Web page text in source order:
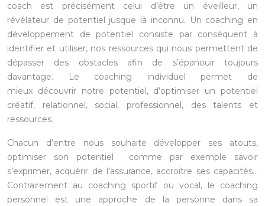
coach est précisément celui d’être un éveilleur, un
révélateur de potentiel jusque là inconnu. Un coaching en
développement de potentiel consiste par conséquent à
identifier et utiliser, nos ressources qui nous permettent de
dépasser des obstacles afin de s’épanouir toujours
davantage. Le coaching individuel permet de
mieux découvrir notre potentiel, d’optimiser un potentiel
créatif, relationnel, social, professionnel, des talents et
ressources.
Chacun d’entre nous souhaite développer ses atouts,
optimiser son potentiel comme par exemple savoir
s’exprimer, acquérir de l’assurance, accroître ses capacités…
Contrairement au coaching sportif ou vocal, le coaching
personnel est une approche de la personne dans sa